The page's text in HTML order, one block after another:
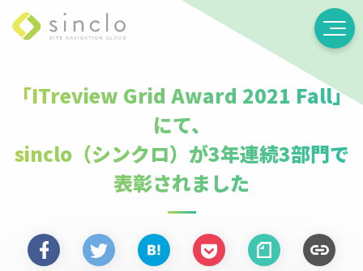
「ITreview Grid Award 2021 Fall」
にて、
sinclo（シンクロ）が3年連続3部門で
表彰されました